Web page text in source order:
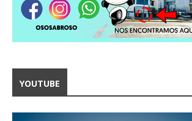
YOUTUBE